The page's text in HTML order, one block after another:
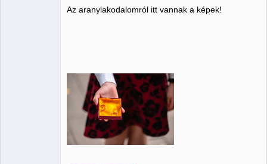
Az aranylakodalomról itt vannak a képek!